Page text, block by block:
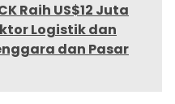
Raih US$12 Juta
Logistik dan
dan Pasar